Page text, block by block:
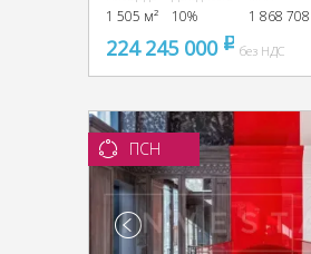
1 505 м² 10% 1 868
224 245 000 pуббез НДС
ПСН